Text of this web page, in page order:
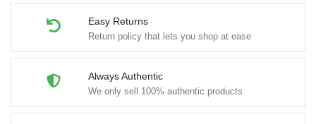
Easy Returns
Return policy that lets you shop at ease
Always Authentic
We only sell 100% authentic products